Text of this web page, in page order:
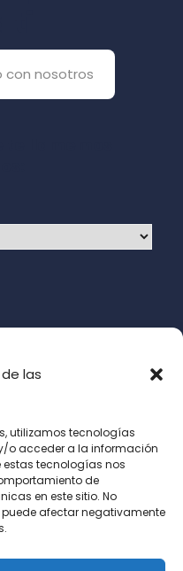
las
utilizamos tecnologías
o acceder a la información
estas tecnologías nos
de
en este sitio. No
puede afectar negativamente
nosotros
de uso (LOPD)